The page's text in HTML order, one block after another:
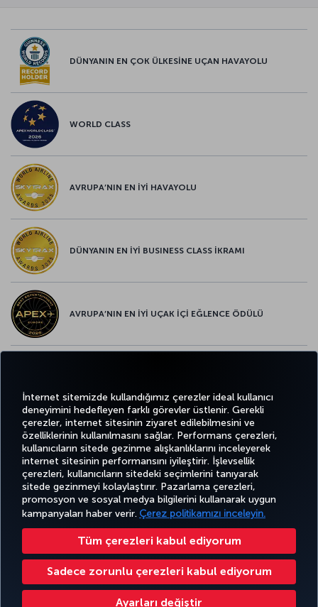
İnternet sitemizde kullandığımız çerezler ideal kullanıcı
deneyimini hedefleyen farklı görevler üstlenir. Gerekli
çerezler, internet sitesinin ziyaret edilebilmesini ve
özelliklerinin kullanılmasını sağlar. Performans çerezleri,
kullanıcıların sitede gezinme alışkanlıklarını inceleyerek
internet sitesinin performansını iyileştirir. İşlevsellik
çerezleri, kullanıcıların sitedeki seçimlerini tanıyarak
sitede gezinmeyi kolaylaştırır. Pazarlama çerezleri,
promosyon ve sosyal medya bilgilerini kullanarak uygun
kampanyaları haber verir. Çerez politikamızı inceleyin.
Tüm çerezleri kabul ediyorum
Sadece zorunlu çerezleri kabul ediyorum
Ayarları değiştir
DÜNYANIN EN ÇOK ÜLKESİNE UÇAN HAVAYOLU
WORLD CLASS
AVRUPA’NIN EN İYİ HAVAYOLU
DÜNYANIN EN İYİ BUSINESS CLASS İKRAMI
AVRUPA’NIN EN İYİ UÇAK İÇİ EĞLENCE ÖDÜLÜ
TwitterFacebook
Instagram
YoutubeLinkedIn
TiktokBlogPinterest
BİLET
AL VE
YÖNET
DENEYİM
FIRSATLAR
VE UÇUŞ
NOKTALARI
YARDIM MILES&SMILES
Bilgi Toplumu Hizmetleri Erişilebilirlik Gizlilik ve Çerez Politikası Yasal Uyarı Yolcu Hakları
Çerez Ayarlarını Değiştir +99412 404 88 49
Türk Hava Yolları A.O. Her hakkı saklıdır. © 1996 - 2026